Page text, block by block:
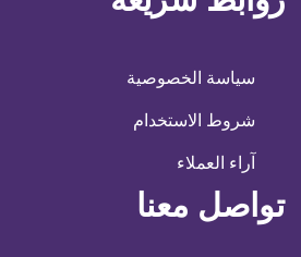
سياسة الخصوصية
شروط الاستخدام
آراء العملاء
تواصل معنا